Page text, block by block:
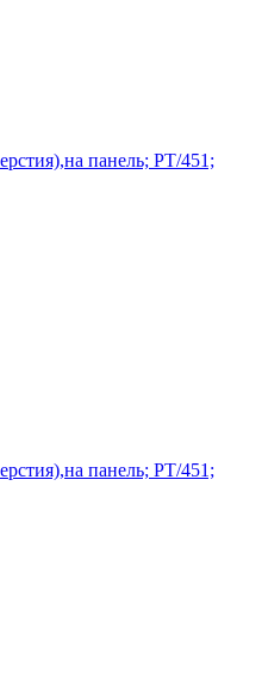
панель; PT/451;
панель; PT/451;